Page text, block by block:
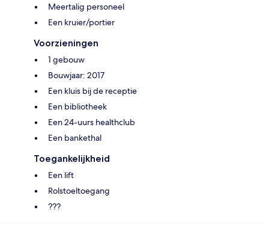
Meertalig personeel
Een kruier/portier
Voorzieningen
1 gebouw
Bouwjaar: 2017
Een kluis bij de receptie
Een bibliotheek
Een 24-uurs healthclub
Een bankethal
Toegankelijkheid
Een lift
Rolstoeltoegang
???